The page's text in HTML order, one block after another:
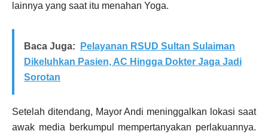
lainnya yang saat itu menahan Yoga.
Baca Juga:
Pelayanan RSUD Sultan Sulaiman
Dikeluhkan Pasien, AC Hingga Dokter Jaga Jadi
Sorotan
Setelah ditendang, Mayor Andi meninggalkan lokasi saat
awak media berkumpul mempertanyakan perlakuannya.